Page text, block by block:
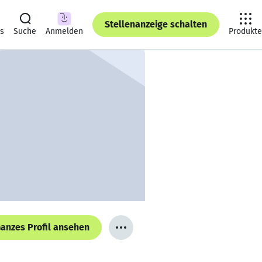
Suche Anmelden
Stellenanzeige schalten
Produkte
Profil ansehen